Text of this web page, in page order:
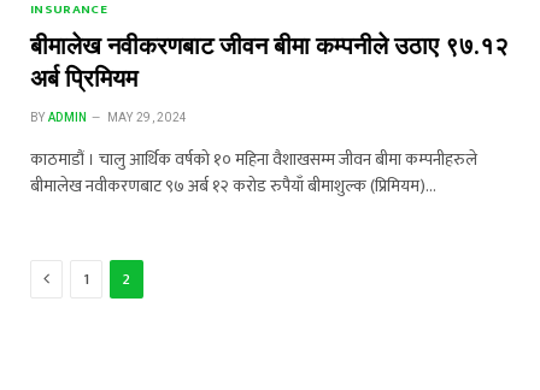
INSURANCE
बीमालेख नवीकरणबाट जीवन बीमा कम्पनीले उठाए ९७.१२
अर्ब प्रिमियम
BY ADMIN MAY 29, 2024
काठमाडौं । चालु आर्थिक वर्षको १० महिना वैशाखसम्म जीवन बीमा कम्पनीहरुले
बीमालेख नवीकरणबाट ९७ अर्ब १२ करोड रुपैयाँ बीमाशुल्क (प्रिमियम)…
Previous
1 2